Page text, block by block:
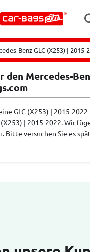
Benz GLC (X253) | 2015-
den Mercedes-
GLC (X253) | 2015-2022
(X253) | 2015-2022. Wir
Bitte versuchen Sie es